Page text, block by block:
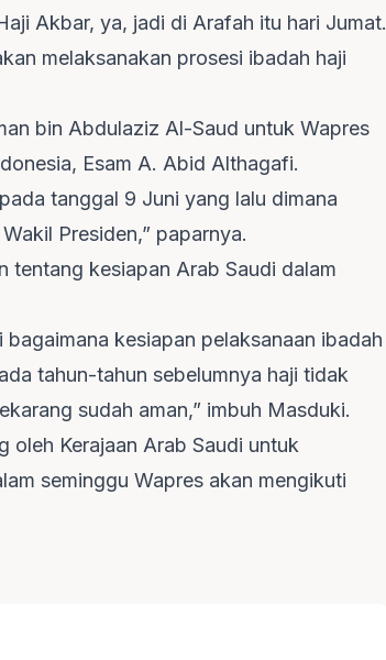
Akbar, ya, jadi di Arafah itu hari Jumat.
melaksanakan prosesi ibadah haji
bin Abdulaziz Al-Saud untuk Wapres
Esam A. Abid Althagafi.
tanggal 9 Juni yang lalu dimana
Presiden,” paparnya.
tentang kesiapan Arab Saudi dalam
kesiapan pelaksanaan ibadah
tahun-tahun sebelumnya haji tidak
sudah aman,” imbuh Masduki.
oleh Kerajaan Arab Saudi untuk
seminggu Wapres akan mengikuti